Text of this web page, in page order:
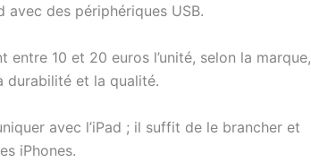
des périphériques USB.
10 et 20 euros l’unité, selon la marque,
durabilité et la qualité.
avec l’iPad ; il suffit de le brancher et
iPhones.